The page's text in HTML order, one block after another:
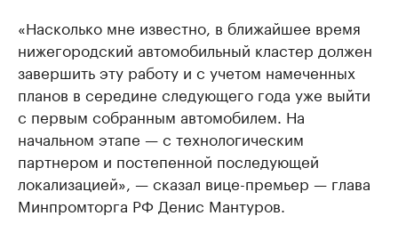
«Насколько мне известно, в ближайшее время
нижегородский автомобильный кластер должен
завершить эту работу и с учетом намеченных
планов в середине следующего года уже выйти
с первым собранным автомобилем. На
начальном этапе — с технологическим
партнером и постепенной последующей
локализацией», — сказал вице-премьер — глава
Минпромторга РФ Денис Мантуров.